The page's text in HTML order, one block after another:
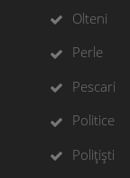
Olteni
Perle
Pescari
Politice
Polițiști